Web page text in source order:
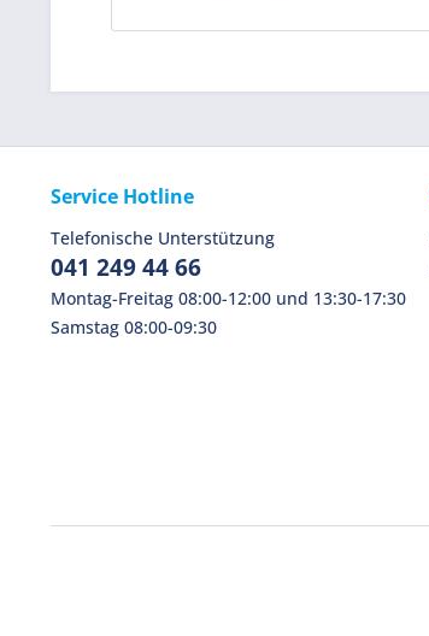
Service Hotline
Telefonische Unterstützung
041 249 44 66
Montag-Freitag 08:00-12:00 und 13:30-17:30
Samstag 08:00-09:30